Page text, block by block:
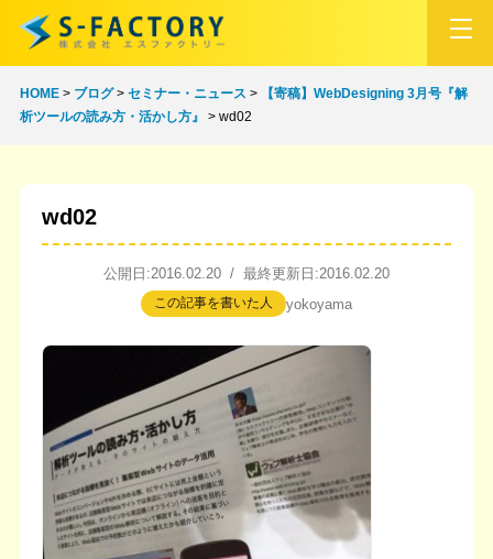
HOME> ブログ> セミナー・ニュース >
【寄稿】WebDesigning 3月号『解
析ツールの読み方・活かし方』
> wd02
wd02
公開日:2016.02.20 / 最終更新日:2016.02.20
この記事を書いた人 yokoyama